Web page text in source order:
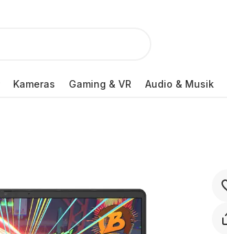
Kameras Gaming & VR Audio & Musik